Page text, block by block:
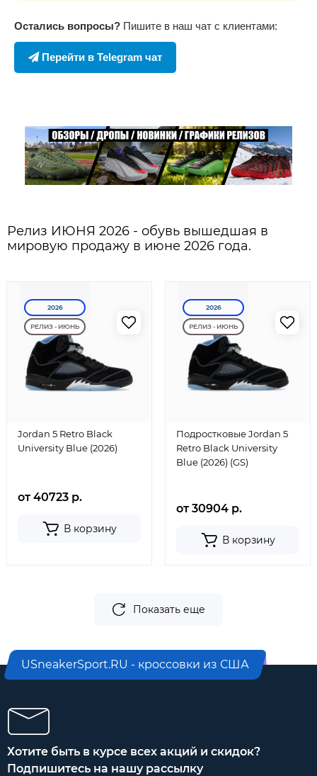
Остались вопросы? Пишите в наш чат с клиентами:
Перейти в Telegram чат
Релиз ИЮНЯ 2026 - обувь вышедшая в
мировую продажу в июне 2026 года.
2026
РЕЛИЗ - ИЮНЬ
Jordan 5 Retro Black
University Blue (2026)
от 40723 р.
В корзину
2026
РЕЛИЗ - ИЮНЬ
Подростковые Jordan 5
Retro Black University
Blue (2026) (GS)
от 30904 р.
В корзину
Показать еще
USneakerSport.RU - кроссовки из США
Хотите быть в курсе всех акций и скидок?
Подпишитесь на нашу рассылку